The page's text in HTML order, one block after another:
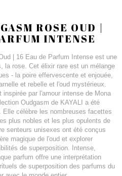
ROSE OUD |
INTENSE
| 16 Eau de Parfum Intense est une
la rose. Cet élixir rare est un mélange
- la poire effervescente et enjouée,
et rebelle et l'oud mystérieux.
par l'amour intense de Mona
Oudgasm de KAYALI a été
Elle célèbre les nombreuses facettes
plus nobles et les plus opulents de
senteurs unisexes ont été conçus
magique de l'oud et explorer
de superposition. Intense,
parfum offre une interprétation
de superposition des parfums du